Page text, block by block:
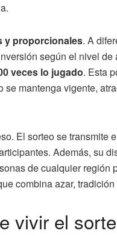
y proporcionales. A
según el nivel
veces lo jugado. Esta
mantenga vigente,
El sorteo se transmite
Además, su
de cualquier región
combina azar,
vivir el